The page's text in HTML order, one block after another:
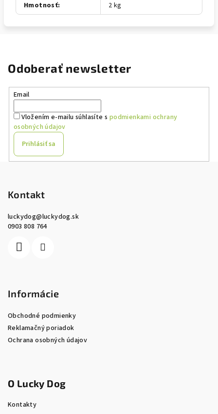
Hmotnosť: 2 kg
Odoberať newsletter
Email
Vložením e-mailu súhlasíte s podmienkami ochrany
osobných údajov
Prihlásiť sa
Kontakt
luckydog@luckydog.sk
0903 808 764
Informácie
Obchodné podmienky
Reklamačný poriadok
Ochrana osobných údajov
O Lucky Dog
Kontakty